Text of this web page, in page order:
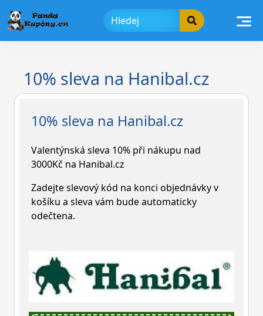
to
content
10% sleva na Hanibal.cz
10% sleva na Hanibal.cz
Valentýnská sleva 10% při nákupu nad
3000Kč na Hanibal.cz
Zadejte slevový kód na konci objednávky v
košíku a sleva vám bude automaticky
odečtena.